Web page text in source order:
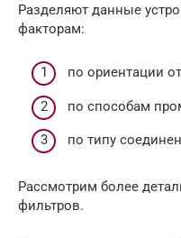
Разделяют данные
факторам:
по ориентации
по способам
по типу
Рассмотрим более
фильтров.